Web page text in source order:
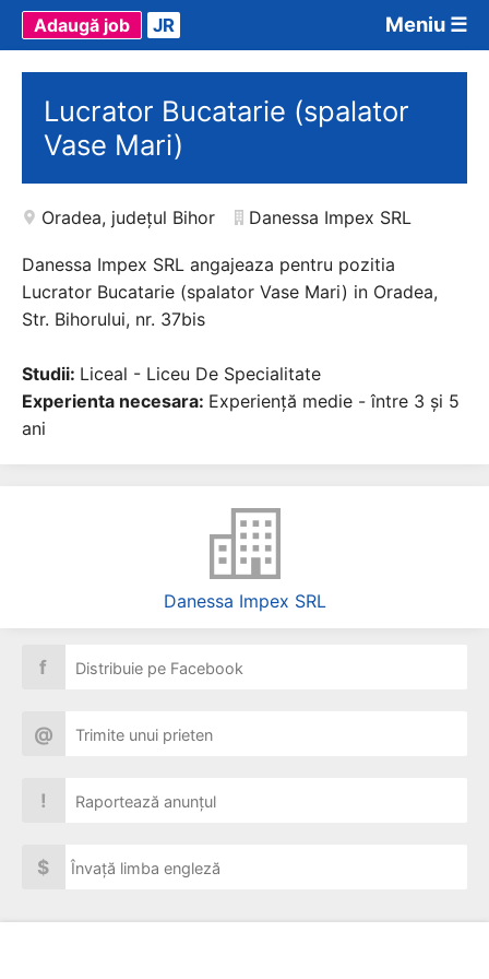
Meniu ☰
Adaugă job JR
Lucrator Bucatarie (spalator
Vase Mari)
Oradea, județul Bihor Danessa Impex SRL
Danessa Impex SRL angajeaza pentru pozitia
Lucrator Bucatarie (spalator Vase Mari) in Oradea,
Str. Bihorului, nr. 37bis
Studii: Liceal - Liceu De Specialitate
Experienta necesara: Experiență medie - între 3 și 5
ani
Danessa Impex SRL
f Distribuie pe Facebook
@ Trimite unui prieten
! Raportează anunțul
$ Învață limba engleză